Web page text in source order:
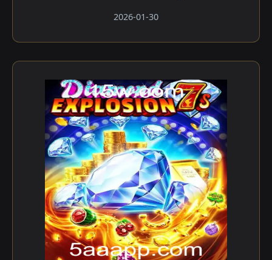
2026-01-30